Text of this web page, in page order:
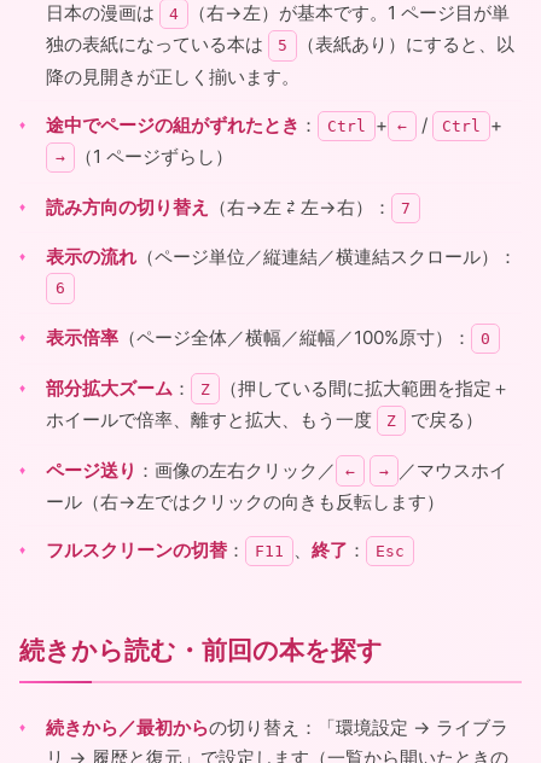
日本の漫画は
4
（右→左）が基本です。1 ページ目が単
独の表紙になっている本は
5
（表紙あり）にすると、以
降の見開きが正しく揃います。
途中でページの組がずれたとき ： Ctrl + ← / Ctrl +
→ （1 ページずらし）
読み方向の切り替え （右→左 ⇄ 左→右）： 7
表示の流れ （ページ単位／縦連結／横連結スクロール）：
6
表示倍率 （ページ全体／横幅／縦幅／100%原寸）： 0
部分拡大ズーム ： Z
（押している間に拡大範囲を指定＋
ホイールで倍率、離すと拡大、もう一度
Z で戻る）
ページ送り ：画像の左右クリック／ ← →
／マウスホイ
ール（右→左ではクリックの向きも反転します）
フルスクリーンの切替 ： F11 、終了 ： Esc
続きから読む・前回の本を探す
続きから／最初からの切り替え：「環境設定 → ライブラ
リ → 履歴と復元」で設定します（一覧から開いたときの